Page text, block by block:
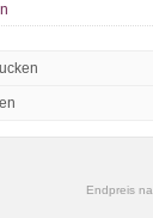
Endpreis